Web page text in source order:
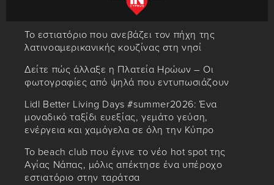
Το εστιατόριο που ανεβάζει τον πήχη της
λατινοαμερικανικής κουζίνας στη νησί
Δείτε πώς άλλαξε η Πλατεία Ηρώων – Οι
φωτογραφίες από ψηλά που εντυπωσιάζουν
Lidl Better Living Days #summer2026: Ένα
μοναδικό ταξίδι ευεξίας, γεμάτο γεύση,
ενέργεια και χαμόγελα σε όλη την Κύπρο
Το beach club που έγινε το νέο hot spot της
Αγίας Νάπας, μόλις απέκτησε ένα υπέροχο
εστιατόριο στην ταράτσα